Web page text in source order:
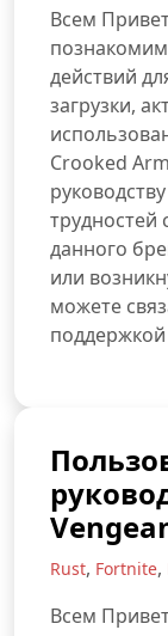
Всем
действий
загрузки,
Crooked
трудностей
данного
или
можете
Rust, Fortnite,
Всем